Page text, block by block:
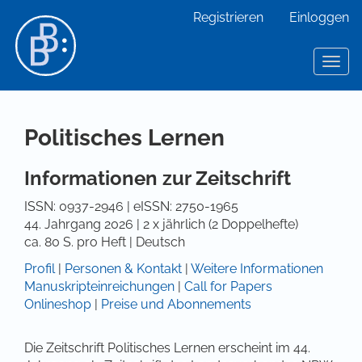
Hauptinhalt
Sidebar
Registrieren Einloggen
Politisches Lernen
Informationen zur Zeitschrift
ISSN: 0937-2946 | eISSN: 2750-1965
44. Jahrgang 2026 | 2 x jährlich (2 Doppelhefte)
ca. 80 S. pro Heft | Deutsch
Profil | Personen & Kontakt | Weitere Informationen
Manuskripteinreichungen | Call for Papers
Onlineshop | Preise und Abonnements
Die Zeitschrift Politisches Lernen erscheint im 44.